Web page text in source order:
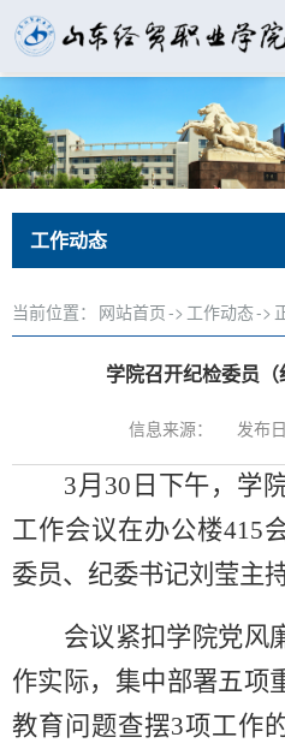
工作动态
当前位置： 网站首页-> 工作动态->
学院召开纪检委员
信息来源： 发布
3月 30 日下午，学
工作会议在办公楼415
委员、纪委书记刘莹主
会议紧扣学院党风
作实际，集中部署五项
教育问题查摆3项工作